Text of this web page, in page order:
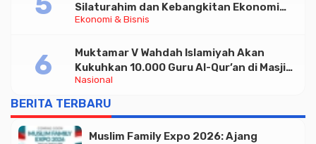
Ekonomi & Bisnis
Silaturahim dan Kebangkitan Ekonomi
Halal di Jakarta
Nasional
Muktamar V Wahdah Islamiyah Akan
Kukuhkan 10.000 Guru Al-Qur’an di Masjid
Istiqlal
BERITA TERBARU
Muslim Family Expo 2026: Ajang